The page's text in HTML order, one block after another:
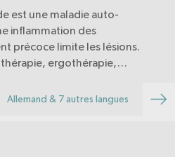
est une maladie auto-
inflammation des
précoce limite les lésions.
ergothérapie,
Allemand & 7 autres langues